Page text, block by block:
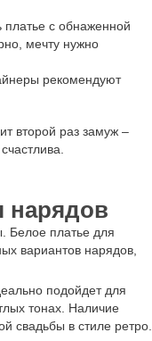
платье с обнаженной
мечту нужно
рекомендуют
второй раз замуж –
нарядов
Белое платье для
вариантов нарядов,
подойдет для
тонах. Наличие
свадьбы в стиле ретро.